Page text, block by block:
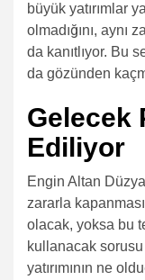
büyük yatırımlar
olmadığını, aynı
da kanıtlıyor. Bu
da gözünden
Gelecek
Ediliyor
Engin Altan
zararla
olacak, yoksa bu
kullanacak
yatırımının ne